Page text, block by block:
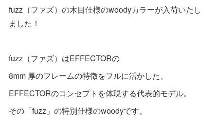
fuzz（ファズ）の木目仕様のwoodyカラーが入荷いたし
ました！
fuzz（ファズ）はEFFECTORの
8mm 厚のフレームの特徴をフルに活かした、
EFFECTORのコンセプトを体現する代表的モデル。
その「fuzz」の特別仕様のwoodyです。